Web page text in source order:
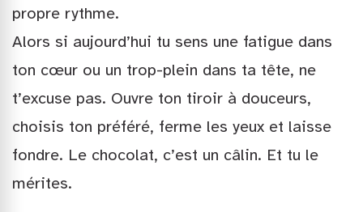
propre rythme.
Alors si aujourd’hui tu sens une fatigue dans
ton cœur ou un trop-plein dans ta tête, ne
t’excuse pas. Ouvre ton tiroir à douceurs,
choisis ton préféré, ferme les yeux et laisse
fondre. Le chocolat, c’est un câlin. Et tu le
mérites.